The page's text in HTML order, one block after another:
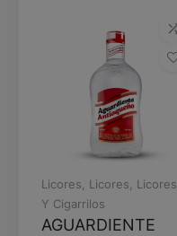
Licores Licores
Licores
Y Cigarrilos
AGUARDIENTE